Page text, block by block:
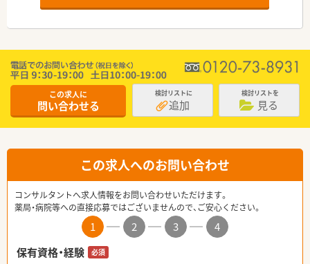
この求人に
問い合わせる
検討リストに
追加
検討リストを
見る
この求人へのお問い合わせ
コンサルタントへ求人情報をお問い合わせいただけます。
薬局・病院等への直接応募ではございませんので、ご安心ください。
1 2 3
4
保有資格・経験
必須